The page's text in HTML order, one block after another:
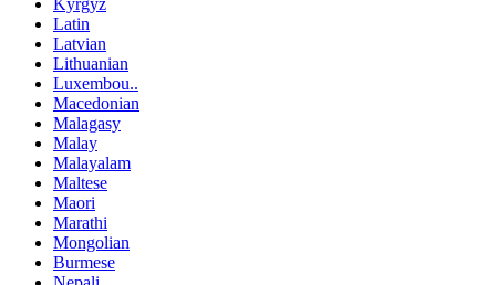
Latin
Latvian
Lithuanian
Luxembou..
Macedonian
Malagasy
Malay
Malayalam
Maltese
Maori
Marathi
Mongolian
Burmese